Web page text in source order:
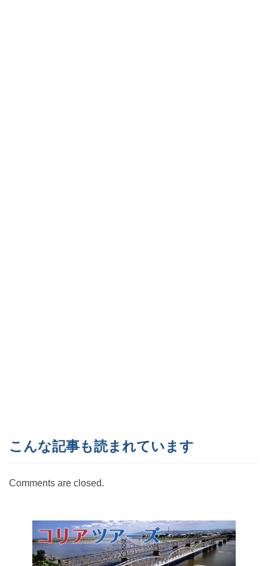
こんな記事も読まれています
Comments are closed.